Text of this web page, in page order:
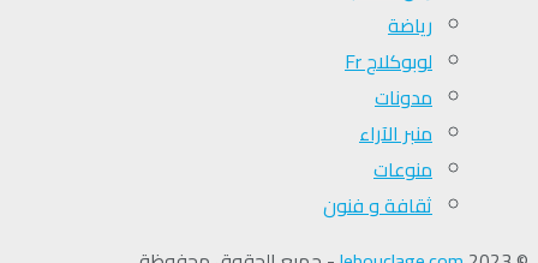
رياضة
لوبوكلاج Fr
مدونات
منبر الآراء
منوعات
ثقافة و فنون